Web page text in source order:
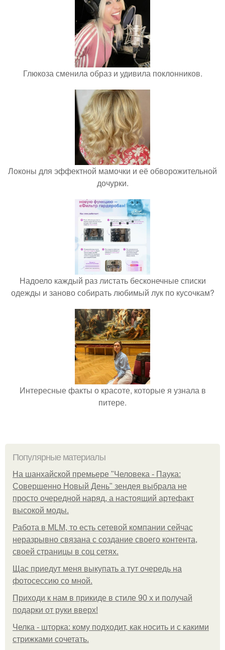
Глюкоза сменила образ и удивила поклонников.
Локоны для эффектной мамочки и её обворожительной
дочурки.
Надоело каждый раз листать бесконечные списки
одежды и заново собирать любимый лук по кусочкам?
Интересные факты о красоте, которые я узнала в
питере.
Популярные материалы
На шанхайской премьере "Человека - Паука:
Совершенно Новый День" зендея выбрала не
просто очередной наряд, а настоящий артефакт
высокой моды.
Работа в MLM, то есть сетевой компании сейчас
неразрывно связана с создание своего контента,
своей страницы в соц сетях.
Щас приедут меня выкупать а тут очередь на
фотосессию со мной.
Приходи к нам в прикиде в стиле 90 х и получай
подарки от руки вверх!
Челка - шторка: кому подходит, как носить и с какими
стрижками сочетать.